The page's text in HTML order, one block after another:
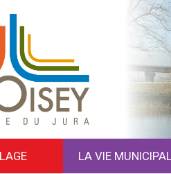
LA VIE